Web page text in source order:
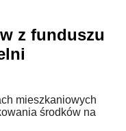
z funduszu
mieszkaniowych
środków na